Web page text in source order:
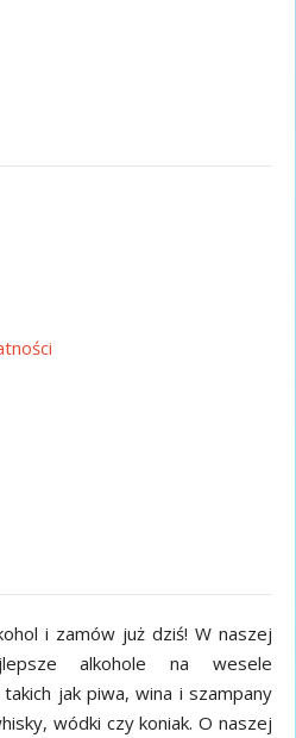
i zamów już dziś! W naszej
alkohole na wesele
jak piwa, wina i szampany
wódki czy koniak. O naszej